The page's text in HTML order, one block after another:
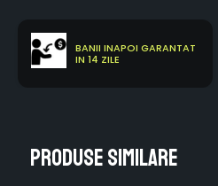
BANII INAPOI GARANTAT
IN 14 ZILE
Produse similare